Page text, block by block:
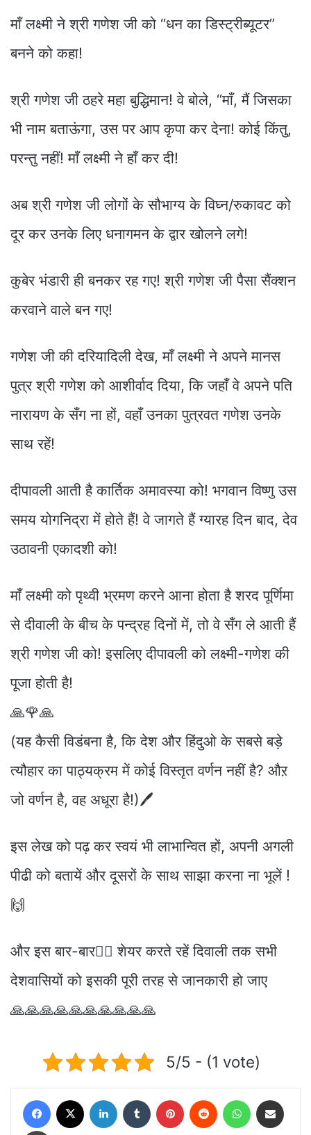
माँ लक्ष्मी ने श्री गणेश जी को “धन का डिस्ट्रीब्यूटर”
बनने को कहा!
श्री गणेश जी ठहरे महा बुद्धिमान! वे बोले, “माँ, मैं जिसका
भी नाम बताऊंगा, उस पर आप कृपा कर देना! कोई किंतु,
परन्तु नहीं! माँ लक्ष्मी ने हाँ कर दी!
अब श्री गणेश जी लोगों के सौभाग्य के विघ्न/रुकावट को
दूर कर उनके लिए धनागमन के द्वार खोलने लगे!
कुबेर भंडारी ही बनकर रह गए! श्री गणेश जी पैसा सैंक्शन
करवाने वाले बन गए!
गणेश जी की दरियादिली देख, माँ लक्ष्मी ने अपने मानस
पुत्र श्री गणेश को आशीर्वाद दिया, कि जहाँ वे अपने पति
नारायण के सँग ना हों, वहाँ उनका पुत्रवत गणेश उनके
साथ रहें!
दीपावली आती है कार्तिक अमावस्या को! भगवान विष्णु उस
समय योगनिद्रा में होते हैं! वे जागते हैं ग्यारह दिन बाद, देव
उठावनी एकादशी को!
माँ लक्ष्मी को पृथ्वी भ्रमण करने आना होता है शरद पूर्णिमा
से दीवाली के बीच के पन्द्रह दिनों में, तो वे सँग ले आती हैं
श्री गणेश जी को! इसलिए दीपावली को लक्ष्मी-गणेश की
पूजा होती है!
🙏🌹🙏
(यह कैसी विडंबना है, कि देश और हिंदुओ के सबसे बड़े
त्यौहार का पाठ्यक्रम में कोई विस्तृत वर्णन नहीं है? औऱ
जो वर्णन है, वह अधूरा है!)🖊
इस लेख को पढ़ कर स्वयं भी लाभान्वित हों, अपनी अगली
पीढी को बतायें और दूसरों के साथ साझा करना ना भूलें !
🙌
और इस बार-बार👉🏻 शेयर करते रहें दिवाली तक सभी
देशवासियों को इसकी पूरी तरह से जानकारी हो जाए
🙏🙏🙏🙏🙏🙏🙏🙏🙏🙏
5/5 - (1 vote)
Facebook LinkedIn Tumblr Pinterest Reddit WhatsApp
Print